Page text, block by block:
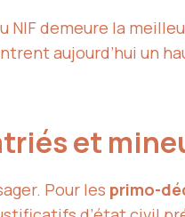
NIF demeure la
aujourd’hui un
et
Pour les primo-